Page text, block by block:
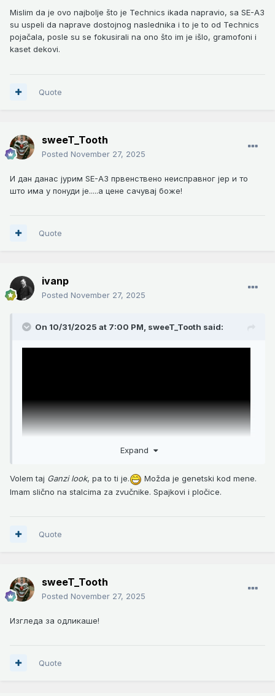
Mislim da je ovo najbolje što je Technics ikada napravio, sa SE-A3
su uspeli da naprave dostojnog naslednika i to je to od Technics
pojačala, posle su se fokusirali na ono što im je išlo, gramofoni i
kaset dekovi.
Quote
sweeT_Tooth
Posted November 27, 2025
И дан данас јурим SE-A3 првенствено неисправног јер и то
што има у понуди је.....а цене сачувај боже!
Quote
ivanp
Posted November 27, 2025
On 10/31/2025 at 7:00 PM, sweeT_Tooth said:
Expand
Volem taj Ganzi look, pa to ti je.
Možda je genetski kod mene.
Imam slično na stalcima za zvučnike. Spajkovi i pločice.
Quote
sweeT_Tooth
Posted November 27, 2025
Изгледа за одликаше!
Quote